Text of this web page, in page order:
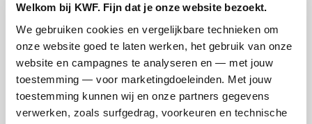
Welkom bij KWF. Fijn dat je onze website bezoekt.
We gebruiken cookies en vergelijkbare technieken om
onze website goed te laten werken, het gebruik van onze
website en campagnes te analyseren en — met jouw
toestemming — voor marketingdoeleinden. Met jouw
toestemming kunnen wij en onze partners gegevens
verwerken, zoals surfgedrag, voorkeuren en technische